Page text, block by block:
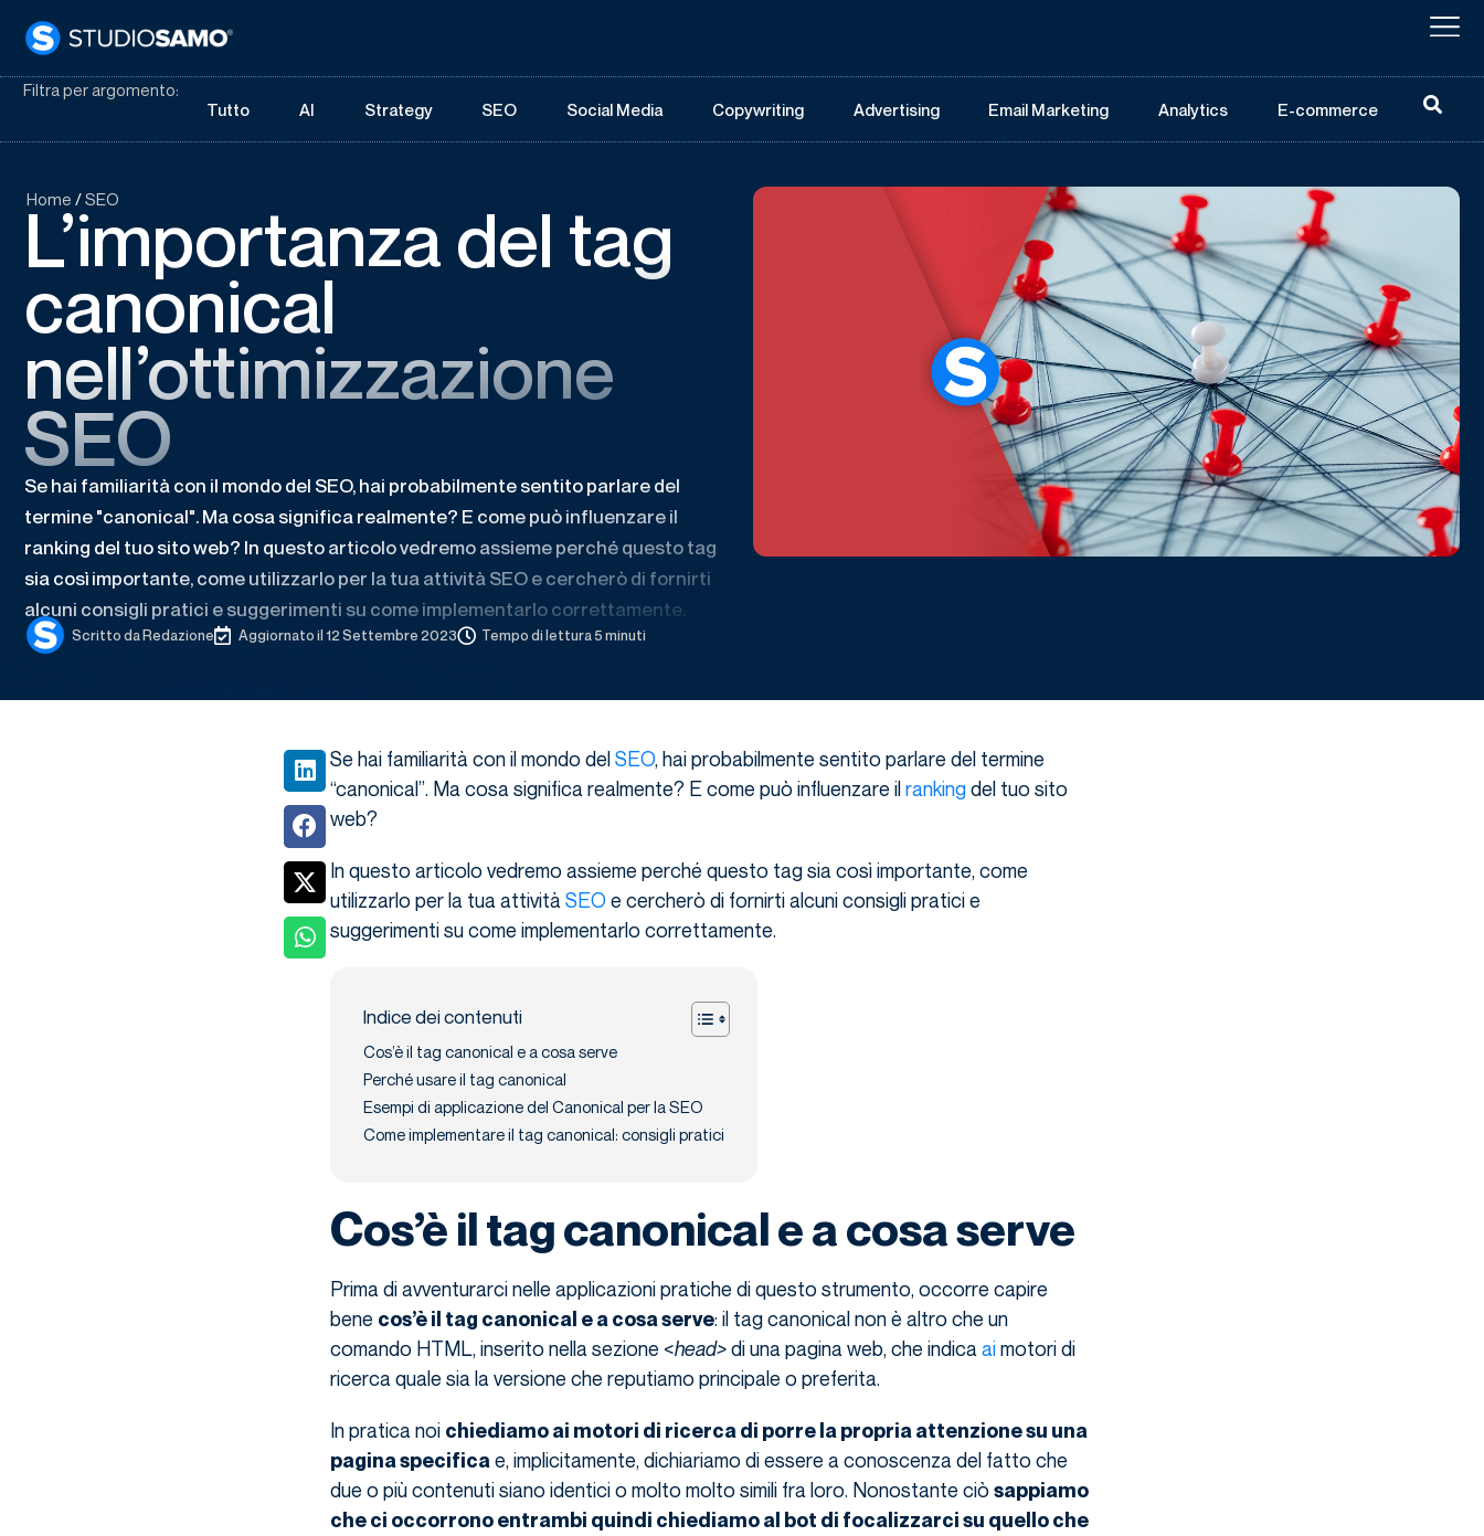
Filtra per argomento:
Tutto
AI Strategy SEO Social Media Copywriting Advertising Email Marketing Analytics E-commerce
Home /SEO
L’importanza del tag
canonical
nell’ottimizzazione
SEO
Se hai familiarità con il mondo del SEO, hai probabilmente sentito parlare del
termine "canonical". Ma cosa significa realmente? E come può influenzare il
ranking del tuo sito web? In questo articolo vedremo assieme perché questo tag
sia così importante, come utilizzarlo per la tua attività SEO e cercherò di fornirti
alcuni consigli pratici e suggerimenti su come implementarlo correttamente.
Scritto daRedazione Aggiornato il 12 Settembre 2023 Tempo di lettura 5 minuti
Se hai familiarità con il mondo delSEO, hai probabilmente sentito parlare del termine
“canonical”. Ma cosa significa realmente? E come può influenzare ilrankingdel tuo sito
web?
In questo articolo vedremo assieme perché questo tag sia così importante, come
utilizzarlo per la tua attività SEO e cercherò di fornirti alcuni consigli pratici e
suggerimenti su come implementarlo correttamente.
Indice dei contenuti
Cos’è il tag canonical e a cosa serve
Perché usare il tag canonical
Esempi di applicazione del Canonical per la SEO
Come implementare il tag canonical: consigli pratici
Cos’è il tag canonical e a cosa serve
Prima di avventurarci nelle applicazioni pratiche di questo strumento, occorre capire
bene cos’è il tag canonical e a cosa serve: il tag canonical non è altro che un
comando HTML, inserito nella sezione <head>di una pagina web, che indica aimotori di
ricerca quale sia la versione che reputiamo principale o preferita.
In pratica noi chiediamo ai motori di ricerca di porre la propria attenzione su una
pagina specifica e, implicitamente, dichiariamo di essere a conoscenza del fatto che
due o più contenuti siano identici o molto molto simili fra loro. Nonostante ciò sappiamo
che ci occorrono entrambi quindi chiediamo al bot di focalizzarci su quello che